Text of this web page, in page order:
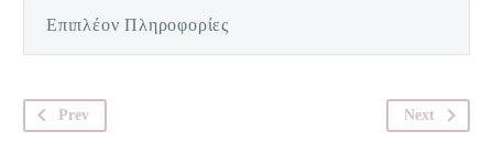
Επιπλέον Πληροφορίες
Prev Next